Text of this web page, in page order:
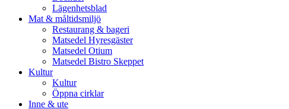
Lägenhetsblad
Mat & måltidsmiljö
Restaurang & bageri
Matsedel Hyresgäster
Matsedel Otium
Matsedel Bistro Skeppet
Kultur
Kultur
Öppna cirklar
Inne & ute